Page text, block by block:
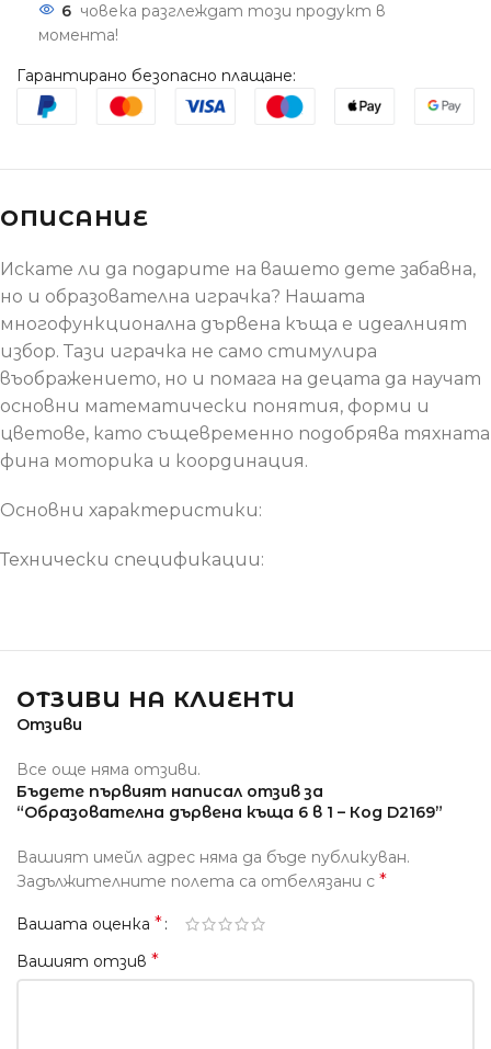
6 човека разглеждат този продукт в
момента!
Гарантирано безопасно плащане:
ОПИСАНИЕ
Искате ли да подарите на вашето дете забавна,
но и образователна играчка? Нашата
многофункционална дървена къща е идеалният
избор. Тази играчка не само стимулира
въображението, но и помага на децата да научат
основни математически понятия, форми и
цветове, като същевременно подобрява тяхната
фина моторика и координация.
Основни характеристики:
Технически спецификации:
ОТЗИВИ НА КЛИЕНТИ
Отзиви
Все още няма отзиви.
Бъдете първият написал отзив за
“Образователна дървена къща 6 в 1 – Код D2169”
Вашият имейл адрес няма да бъде публикуван.
Задължителните полета са отбелязани с *
Вашата оценка *
Вашият отзив *